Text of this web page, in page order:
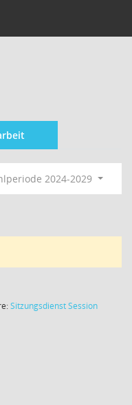
2024-2029
SitzungsdienstSession(Wird in